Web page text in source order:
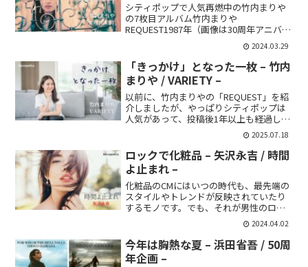
シティポップで人気再燃中の竹内まりや
の7枚目アルバム竹内まりや
REQUEST1987年（画像は30周年アニバー
サリーエディション）名曲の宝庫と言っ
ても過言ではない一枚です。収録曲🎶A1:
恋の嵐A2:Oh No, Oh Yes !B1:けんか...
2024.03.29
「きっかけ」となった一枚 – 竹内
まりや / VARIETY –
以前に、竹内まりやの「REQUEST」を紹
介しましたが、やっぱりシティポップは
人気があって、投稿後1年以上も経過して
いるんですが、いまだに多くの方に読ま
れているページなので、今回は、同じく
人気のこちらの一枚です。竹内 まりや
VARIETY1...
2025.07.18
ロックで化粧品 – 矢沢永吉 / 時間
よ止まれ –
化粧品のCMにはいつの時代も、最先端の
スタイルやトレンドが反映されていたり
するモノです。でも、それが男性のロッ
クミュージシャンだと異例となるのかな
と・・・少し意味深な言葉からですが、
今回は1978年リリースの「時間よ止ま
れ」です。ロック×化...
2024.04.02
今年は胸熱な夏 – 浜田省吾 / 50周
年企画 –